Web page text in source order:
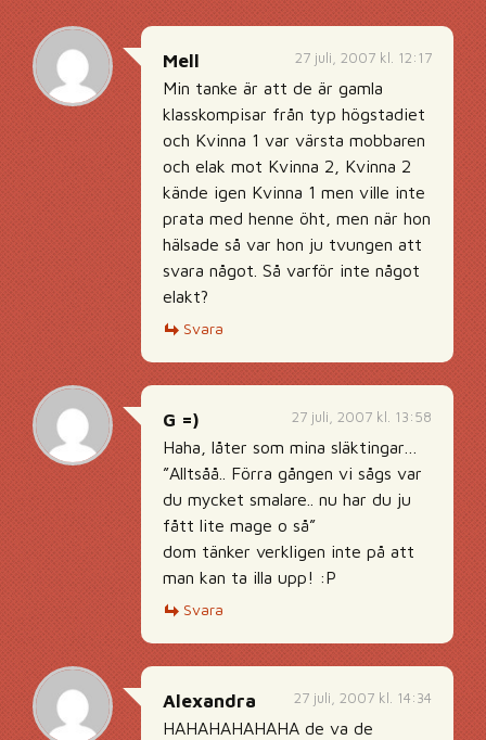
27 juli, 2007 kl. 12:17
Mell
Min tanke är att de är gamla
klasskompisar från typ högstadiet
och Kvinna 1 var värsta mobbaren
och elak mot Kvinna 2, Kvinna 2
kände igen Kvinna 1 men ville inte
prata med henne öht, men när hon
hälsade så var hon ju tvungen att
svara något. Så varför inte något
elakt?
Svara
27 juli, 2007 kl. 13:58
G =)
Haha, låter som mina släktingar…
”Alltsåå.. Förra gången vi sågs var
du mycket smalare.. nu har du ju
fått lite mage o så”
dom tänker verkligen inte på att
man kan ta illa upp! :P
Svara
27 juli, 2007 kl. 14:34
Alexandra
HAHAHAHAHAHA de va de